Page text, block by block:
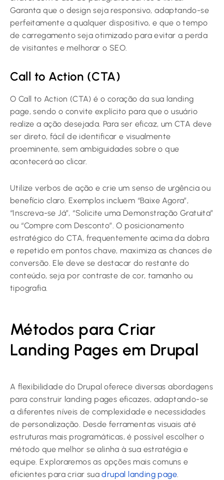
Garanta que o design seja responsivo, adaptando-se
perfeitamente a qualquer dispositivo, e que o tempo
de carregamento seja otimizado para evitar a perda
de visitantes e melhorar o SEO.
Call to Action (CTA)
O Call to Action (CTA) é o coração da sua landing
page, sendo o convite explícito para que o usuário
realize a ação desejada. Para ser eficaz, um CTA deve
ser direto, fácil de identificar e visualmente
proeminente, sem ambiguidades sobre o que
acontecerá ao clicar.
Utilize verbos de ação e crie um senso de urgência ou
benefício claro. Exemplos incluem “Baixe Agora”,
“Inscreva-se Já”, “Solicite uma Demonstração Gratuita”
ou “Compre com Desconto”. O posicionamento
estratégico do CTA, frequentemente acima da dobra
e repetido em pontos chave, maximiza as chances de
conversão. Ele deve se destacar do restante do
conteúdo, seja por contraste de cor, tamanho ou
tipografia.
Métodos para Criar
Landing Pages em Drupal
A flexibilidade do Drupal oferece diversas abordagens
para construir landing pages eficazes, adaptando-se
a diferentes níveis de complexidade e necessidades
de personalização. Desde ferramentas visuais até
estruturas mais programáticas, é possível escolher o
método que melhor se alinha à sua estratégia e
equipe. Exploraremos as opções mais comuns e
eficientes para criar suadrupal landing page